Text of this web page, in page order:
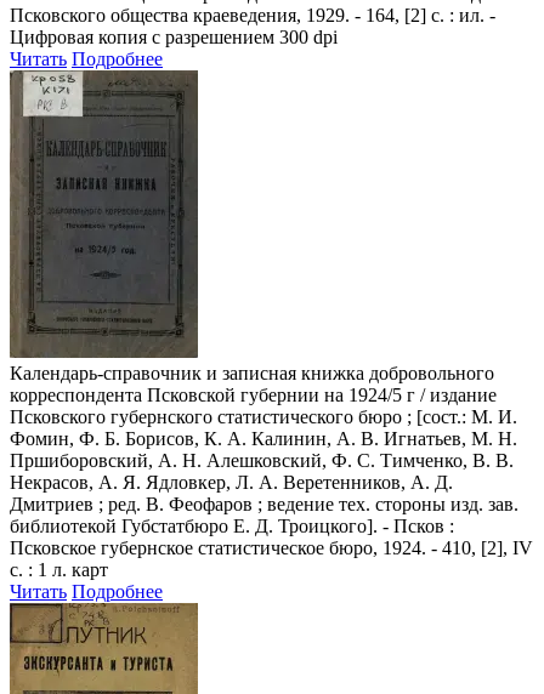
Псковского общества краеведения, 1929. - 164, [2] с. : ил. -
Цифровая копия с разрешением 300 dpi
Читать Подробнее
Календарь-справочник и записная книжка добровольного
корреспондента Псковской губернии на 1924/5 г / издание
Псковского губернского статистического бюро ; [сост.: М. И.
Фомин, Ф. Б. Борисов, К. А. Калинин, А. В. Игнатьев, М. Н.
Пршиборовский, А. Н. Алешковский, Ф. С. Тимченко, В. В.
Некрасов, А. Я. Ядловкер, Л. А. Веретенников, А. Д.
Дмитриев ; ред. В. Феофаров ; ведение тех. стороны изд. зав.
библиотекой Губстатбюро Е. Д. Троицкого]. - Псков :
Псковское губернское статистическое бюро, 1924. - 410, [2], IV
с. : 1 л. карт
Читать Подробнее